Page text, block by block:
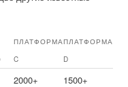
ПЛАТФОРМА
C
ПЛАТФОРМА
D
2000+ 1500+